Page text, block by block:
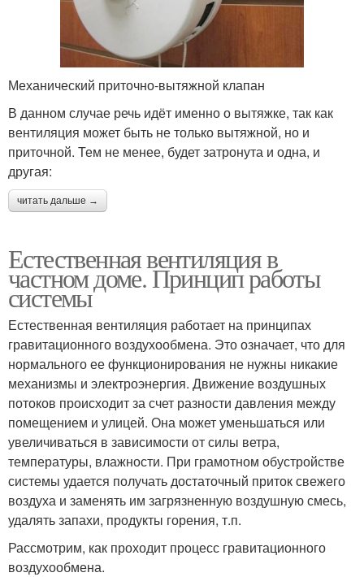
Механический приточно-вытяжной клапан
В данном случае речь идёт именно о вытяжке, так как
вентиляция может быть не только вытяжной, но и
приточной. Тем не менее, будет затронута и одна, и
другая:
читать дальше →
Естественная вентиляция в
частном доме. Принцип работы
системы
Естественная вентиляция работает на принципах
гравитационного воздухообмена. Это означает, что для
нормального ее функционирования не нужны никакие
механизмы и электроэнергия. Движение воздушных
потоков происходит за счет разности давления между
помещением и улицей. Она может уменьшаться или
увеличиваться в зависимости от силы ветра,
температуры, влажности. При грамотном обустройстве
системы удается получать достаточный приток свежего
воздуха и заменять им загрязненную воздушную смесь,
удалять запахи, продукты горения, т.п.
Рассмотрим, как проходит процесс гравитационного
воздухообмена.